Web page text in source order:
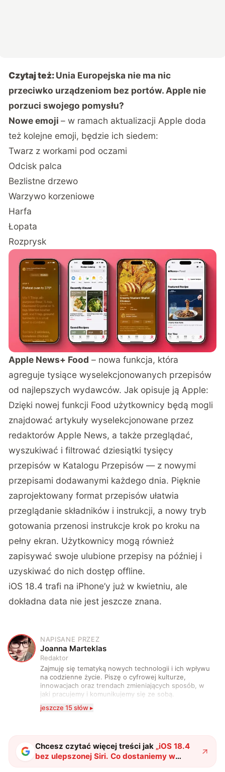
Czytaj też:Unia Europejska nie ma nic
przeciwko urządzeniom bez portów. Apple nie
porzuci swojego pomysłu?
Nowe emoji– w ramach aktualizacji Apple doda
też kolejne emoji, będzie ich siedem:
Twarz z workami pod oczami
Odcisk palca
Bezlistne drzewo
Warzywo korzeniowe
Harfa
Łopata
Rozprysk
Apple News+ Food – nowa funkcja, która
agreguje tysiące wyselekcjonowanych przepisów
od najlepszych wydawców. Jak opisuje ją Apple:
Dzięki nowej funkcji Food użytkownicy będą mogli
znajdować artykuły wyselekcjonowane przez
redaktorów Apple News, a także przeglądać,
wyszukiwać i filtrować dziesiątki tysięcy
przepisów w Katalogu Przepisów — z nowymi
przepisami dodawanymi każdego dnia. Pięknie
zaprojektowany format przepisów ułatwia
przeglądanie składników i instrukcji, a nowy tryb
gotowania przenosi instrukcje krok po kroku na
pełny ekran. Użytkownicy mogą również
zapisywać swoje ulubione przepisy na później i
uzyskiwać do nich dostęp offline.
iOS 18.4 trafi na iPhone’y już w kwietniu, ale
dokładna data nie jest jeszcze znana.
J
NAPISANE PRZEZ
Joanna Marteklas
Redaktor
Zajmuję się tematyką nowych technologii i ich wpływu
na codzienne życie. Piszę o cyfrowej kulturze,
innowacjach oraz trendach zmieniających sposób, w
jaki pracujemy i komunikujemy się ze sobą.
technologii a współczesną popkulturą. W wolnych
jeszcze 15 słów ▸
Chcesz czytać więcej treści jak „iOS 18.4
bez ulepszonej Siri. Co dostaniemy w
zamian?"?